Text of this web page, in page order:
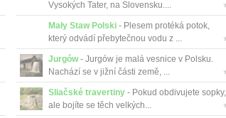
Vysokých Tater, na Slovensku....
Mały Staw Polski- Plesem protéká potok,
který odvádí přebytečnou vodu z ...
Jurgów- Jurgów je malá vesnice v Polsku.
Nachází se v jižní části země, ...
Sliačské travertiny- Pokud obdivujete sopky,
ale bojíte se těch velkých...